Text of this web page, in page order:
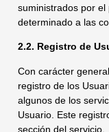
suministrados por
determinado a las
2.2. Registro de
Con carácter
registro de los
algunos de los
Usuario. Este
sección del servicio.